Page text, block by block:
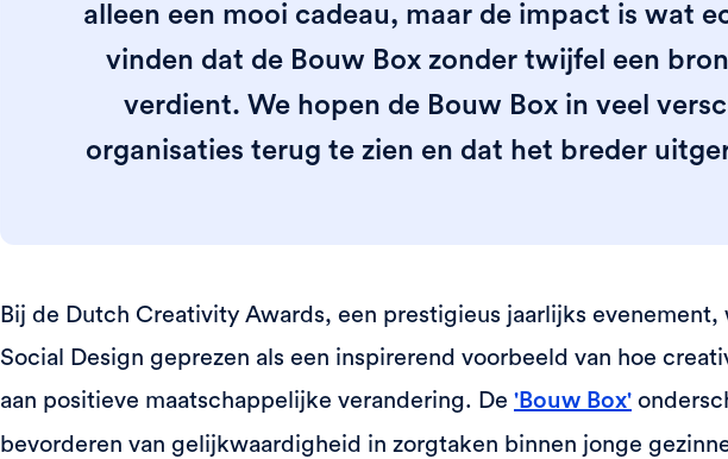
alleen een mooi cadeau, maar de impact is wat
vinden dat de Bouw Box zonder twijfel een
verdient. We hopen de Bouw Box in veel
organisaties terug te zien en dat het breder
Bij de Dutch Creativity Awards, een prestigieus jaarlijks
Social Design geprezen als een inspirerend voorbeeld van hoe
aan positieve maatschappelijke verandering. De 'Bouw Box'
bevorderen van gelijkwaardigheid in zorgtaken binnen jonge